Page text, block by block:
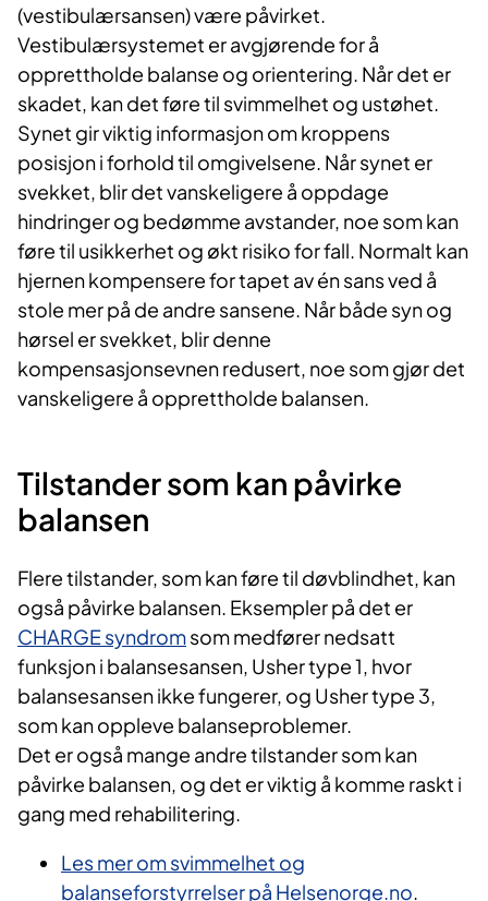
(vestibulærsansen) være påvirket.
Vestibulærsystemet er avgjørende for å
opprettholde balanse og orientering. Når det er
skadet, kan det føre til svimmelhet og ustøhet.
Synet gir viktig informasjon om kroppens
posisjon i forhold til omgivelsene. Når synet er
svekket, blir det vanskeligere å oppdage
hindringer og bedømme avstander, noe som kan
føre til usikkerhet og økt risiko for fall. Normalt kan
hjernen kompensere for tapet av én sans ved å
stole mer på de andre sansene. Når både syn og
hørsel er svekket, blir denne
kompensasjonsevnen redusert, noe som gjør det
vanskeligere å opprettholde balansen.
Tilstander som kan påvirke
balansen
Flere tilstander, som kan føre til døvblindhet, kan
også påvirke balansen. Eksempler på det er
CHARGE syndromsom medfører nedsatt
funksjon i balansesansen, Usher type 1, hvor
balansesansen ikke fungerer, og Usher type 3,
som kan oppleve balanseproblemer.
Det er også mange andre tilstander som kan
påvirke balansen, og det er viktig å komme raskt i
gang med rehabilitering.
Les mer om svimmelhet og
balanseforstyrrelser på Helsenorge.no.